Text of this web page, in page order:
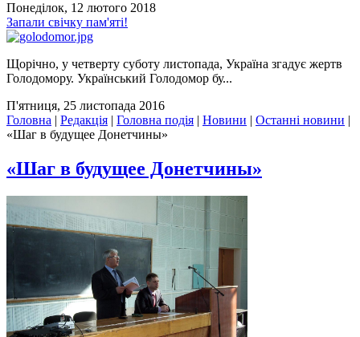
Понеділок, 12 лютого 2018
Запали свічку пам'яті!
Щорічно, у четверту суботу листопада, Україна згадує жертв
Голодомору. Український Голодомор бу...
П'ятниця, 25 листопада 2016
Головна | Редакція | Головна подія | Новини | Останні новини |
«Шаг в будущее Донетчины»
«Шаг в будущее Донетчины»